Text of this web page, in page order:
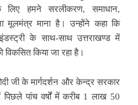
हमने सरलीकरण, समाधान,
मूलमंत्र माना है। उन्होंने कहा कि
के साथ-साथ उत्तराखण्ड में
किया जा रहा है।
जी के मार्गदर्शन और केन्द्र सरकार
पांच वर्षों में करीब 1 लाख 50